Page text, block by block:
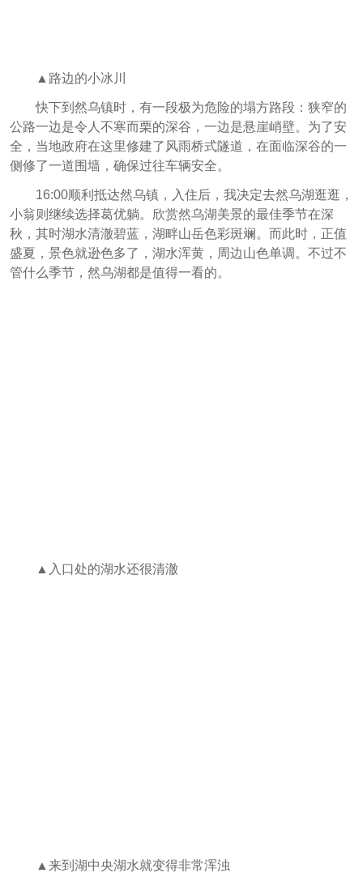
▲路边的小冰川
快下到然乌镇时，有一段极为危险的塌方路段：狭窄的
公路一边是令人不寒而栗的深谷，一边是悬崖峭壁。为了安
全，当地政府在这里修建了风雨桥式隧道，在面临深谷的一
侧修了一道围墙，确保过往车辆安全。
16:00顺利抵达然乌镇，入住后，我决定去然乌湖逛逛，
小翁则继续选择葛优躺。欣赏然乌湖美景的最佳季节在深
秋，其时湖水清澈碧蓝，湖畔山岳色彩斑斓。而此时，正值
盛夏，景色就逊色多了，湖水浑黄，周边山色单调。不过不
管什么季节，然乌湖都是值得一看的。
▲入口处的湖水还很清澈
▲来到湖中央湖水就变得非常浑浊